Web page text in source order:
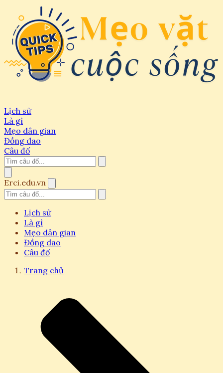
Lịch sử
Là gì
Mẹo dân gian
Đồng dao
Câu đố
Erci.edu.vn
Lịch sử
Là gì
Mẹo dân gian
Đồng dao
Câu đố
Trang chủ